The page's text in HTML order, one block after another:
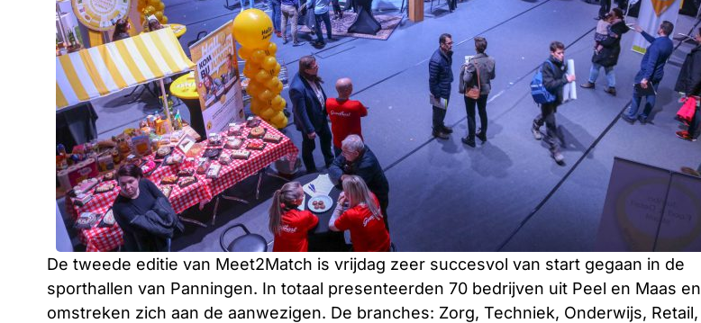
De tweede editie van Meet2Match is vrijdag zeer succesvol van start gegaan in de
sporthallen van Panningen. In totaal presenteerden 70 bedrijven uit Peel en Maas en
omstreken zich aan de aanwezigen. De branches: Zorg, Techniek, Onderwijs, Retail,